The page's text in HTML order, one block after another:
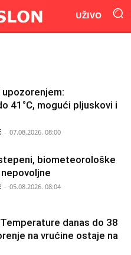
UŽIVO
upozorenjem:
41°C, mogući pljuskovi i
- 07.08.2026. 08:00
biometeorološke
- 05.08.2026. 08:04
danas do 38
na vrućine ostaje na